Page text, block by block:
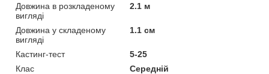
Довжина в розкладеному
вигляді
2.1 м
Довжина у складеному
вигляді
1.1 см
Кастинг-тест
5-25
Клас
Середній